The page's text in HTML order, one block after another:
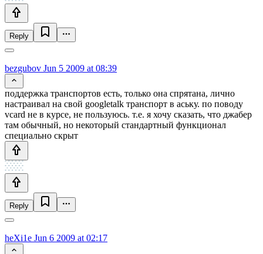
Reply
bezgubov Jun 5 2009 at 08:39
поддержка транспортов есть, только она спрятана, лично
настраивал на свой googletalk транспорт в аську. по поводу
vcard не в курсе, не пользуюсь. т.е. я хочу сказать, что джабер
там обычный, но некоторый стандартный функционал
специально скрыт
Reply
heXi1e Jun 6 2009 at 02:17